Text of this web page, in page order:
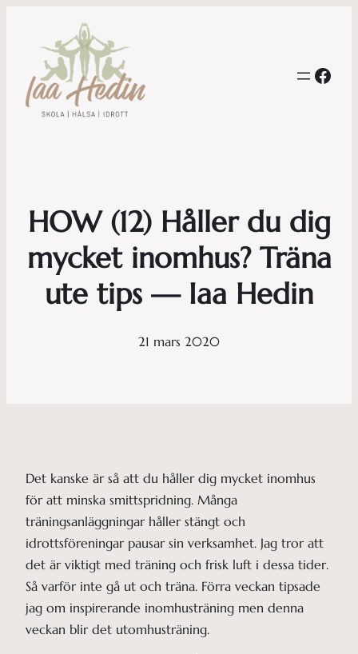
HOW (12) Håller du dig
mycket inomhus? Träna
ute tips — Iaa Hedin
21 mars 2020
Det kanske är så att du håller dig mycket inomhus
för att minska smittspridning. Många
träningsanläggningar håller stängt och
idrottsföreningar pausar sin verksamhet. Jag tror att
det är viktigt med träning och frisk luft i dessa tider.
Så varför inte gå ut och träna. Förra veckan tipsade
jag om inspirerande inomhusträning men denna
veckan blir det utomhusträning.